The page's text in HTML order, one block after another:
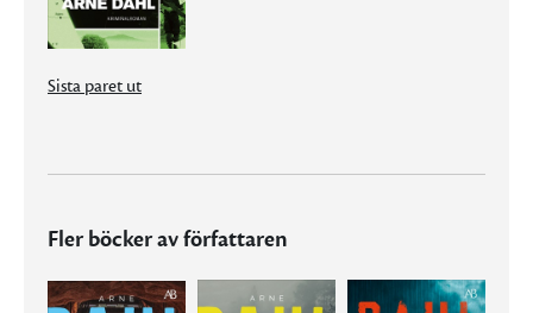
Sista paret ut
Fler böcker av författaren